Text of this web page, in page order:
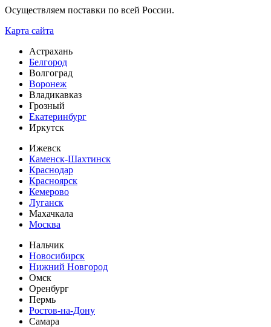
Осуществляем поставки по всей России.
Карта сайта
Астрахань
Белгород
Волгоград
Воронеж
Владикавказ
Грозный
Екатеринбург
Иркутск
Ижевск
Каменск-Шахтинск
Краснодар
Красноярск
Кемерово
Луганск
Махачкала
Москва
Нальчик
Новосибирск
Нижний Новгород
Омск
Оренбург
Пермь
Ростов-на-Дону
Самара